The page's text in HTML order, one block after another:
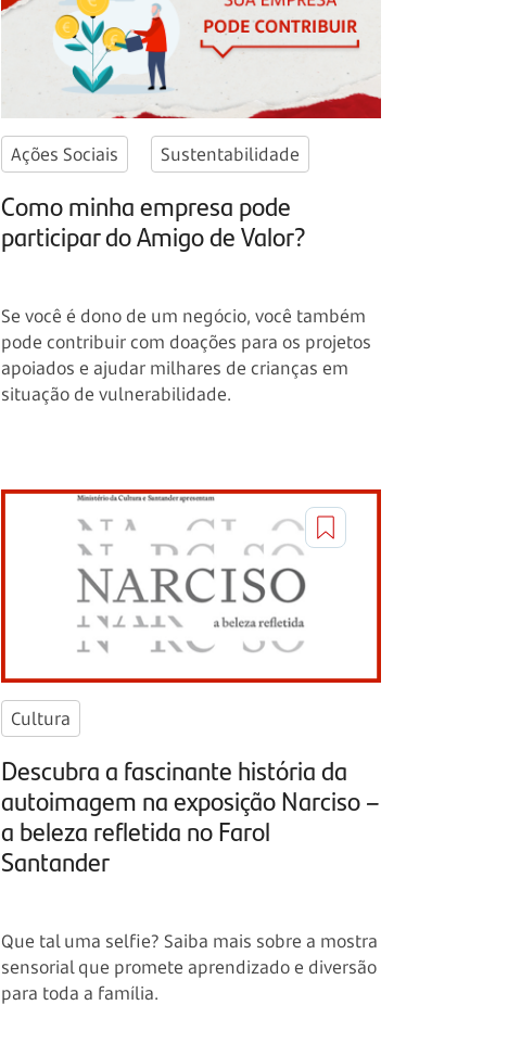
Ações Sociais Sustentabilidade
Como minha empresa pode
participar do Amigo de Valor?
Se você é dono de um negócio, você também
pode contribuir com doações para os projetos
apoiados e ajudar milhares de crianças em
situação de vulnerabilidade.
Cultura
Descubra a fascinante história da
autoimagem na exposição Narciso –
a beleza refletida no Farol
Santander
Que tal uma selfie? Saiba mais sobre a mostra
sensorial que promete aprendizado e diversão
para toda a família.